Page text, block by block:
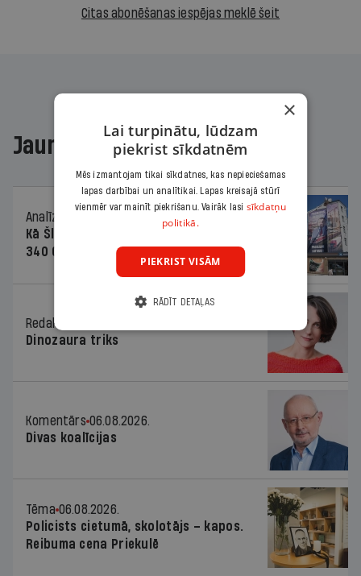
Citas abonēšanas iespējas meklē šeit
Jaunākajā žurnālā
Analīze
Kā Šlesera partija palika nesodīta par
340 000 vērtu reklāmas kampaņu
Redaktores sleja
Dinozaura triks
Komentārs 06.08.2026.
Divas koalīcijas
Tēma 06.08.2026.
Policists cietumā, skolotājs – kapos.
Reibuma cena Priekulē
×
Lai turpinātu, lūdzam
piekrist sīkdatnēm
Mēs izmantojam tikai sīkdatnes, kas nepieciešamas
lapas darbībai un analītikai. Lapas kreisajā stūrī
vienmēr var mainīt piekrišanu. Vairāk lasi sīkdatņu
politikā.
PIEKRIST VISĀM
RĀDĪT DETAĻAS